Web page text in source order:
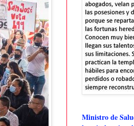
Ministro de